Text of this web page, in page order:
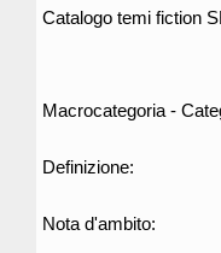
Catalogo temi fiction
Macrocategoria -
Definizione:
Nota d'ambito: